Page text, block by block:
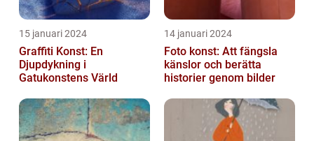
15 januari 2024
Graffiti Konst: En
Djupdykning i
Gatukonstens Värld
14 januari 2024
Foto konst: Att fängsla
känslor och berätta
historier genom bilder